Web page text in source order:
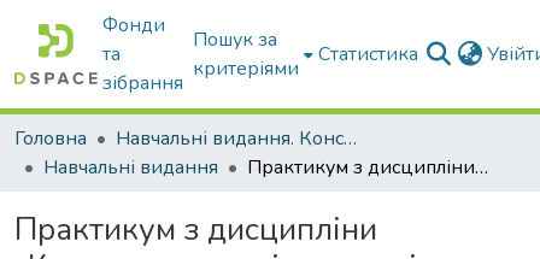
Фонди
та
зібрання
Пошук за
критеріями
Статистика
Головна
Навчальні видання. Конспекти лекцій
Навчальні видання
Практикум з дисципліни «Контрольно-вимірювальні прилади з основами метрології»: навчальне видання
Практикум з дисципліни